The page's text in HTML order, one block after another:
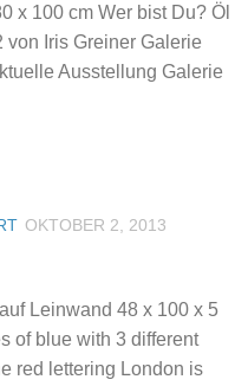
x 100 cm Wer bist Du? Öl
Iris Greiner Galerie
Ausstellung Galerie
OKTOBER 2, 2013
Leinwand 48 x 100 x 5
of blue with 3 different
red lettering London is